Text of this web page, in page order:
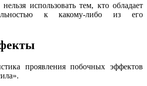
использовать тем, кто обладает
к какому-либо из его
проявления побочных эффектов